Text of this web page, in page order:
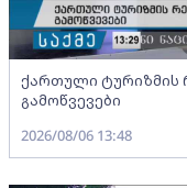
ქართული ტურიზმის
გამოწვევები
2026/08/06 13:48